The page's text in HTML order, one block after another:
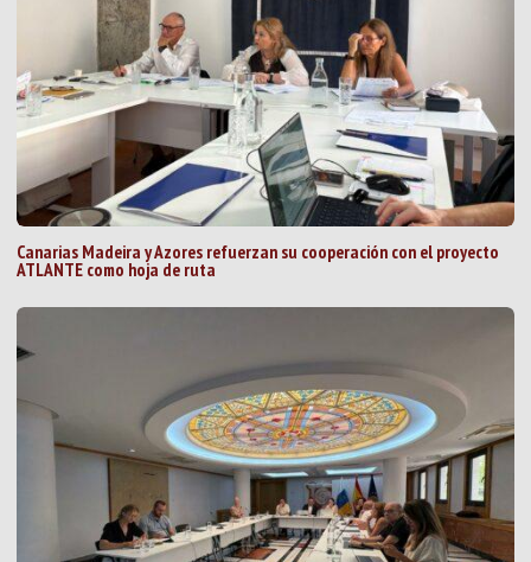
Canarias Madeira y Azores refuerzan su cooperación con el proyecto
ATLANTE como hoja de ruta